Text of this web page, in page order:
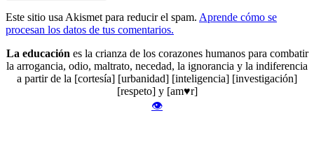
Este sitio usa Akismet para reducir el spam. Aprende cómo se
procesan los datos de tus comentarios.
La educaciónes la crianza de los corazones humanos para combatir
la arrogancia, odio, maltrato, necedad, la ignorancia y la indiferencia
a partir de la [cortesía] [urbanidad] [inteligencia] [investigación]
[respeto] y [am♥r]
👁